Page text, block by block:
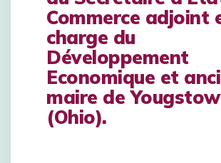
Commerce adjoint
charge du
Développement
Economique et
maire de
(Ohio).